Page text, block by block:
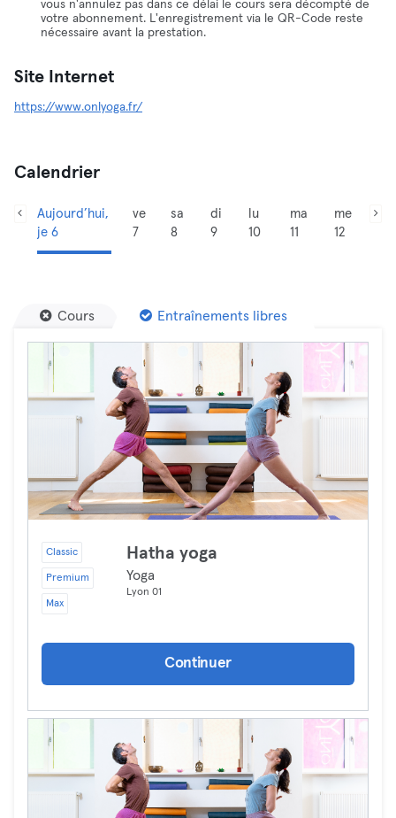
vous n'annulez pas dans ce délai le cours sera décompté de
votre abonnement. L'enregistrement via le QR-Code reste
nécessaire avant la prestation.
Site Internet
https://www.onlyoga.fr/
Calendrier
Aujourd’hui,
je 6
ve
7
sa
8
di
9
lu
10
ma
11
me
12
Cours Entraînements libres
Classic
Premium
Max
Hatha yoga
Yoga
Lyon 01
Continuer